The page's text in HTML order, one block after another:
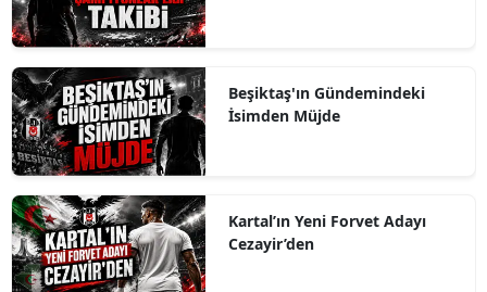
Beşiktaş'ın Gündemindeki
İsimden Müjde
Kartal’ın Yeni Forvet Adayı
Cezayir’den